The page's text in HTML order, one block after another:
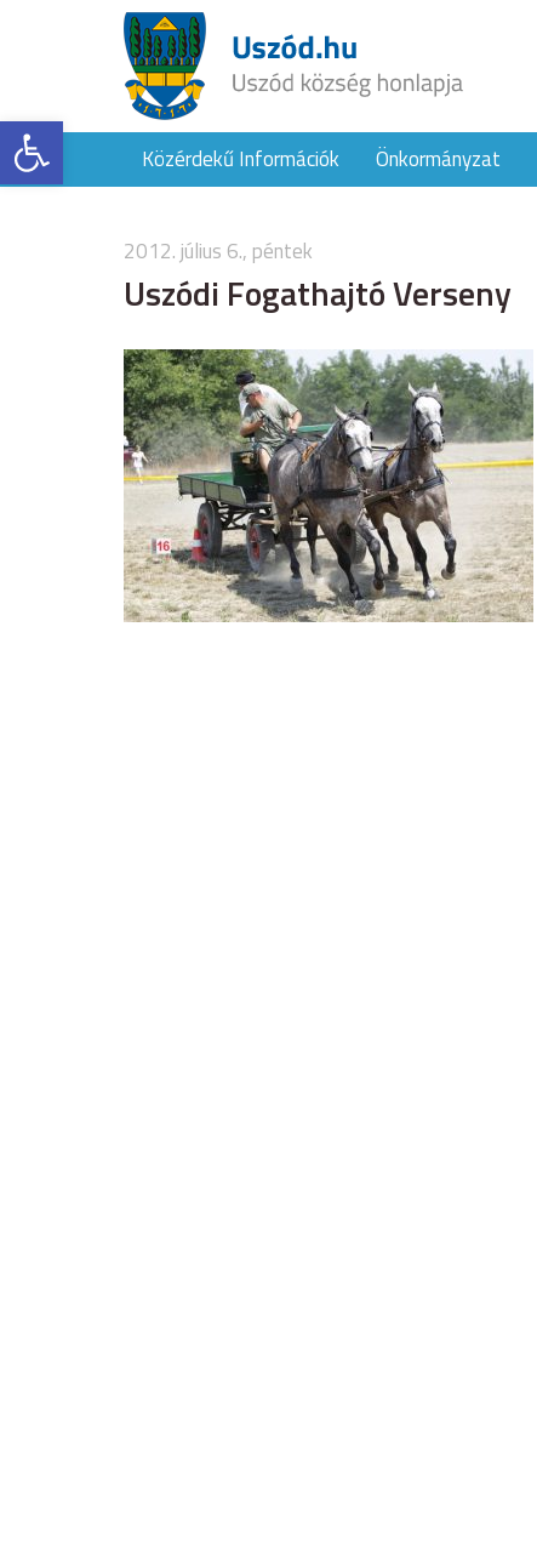
Eszköztár megnyitásaKözérdekű Információk Önkormányzat
2012. július 6., péntek
Uszódi Fogathajtó Verseny